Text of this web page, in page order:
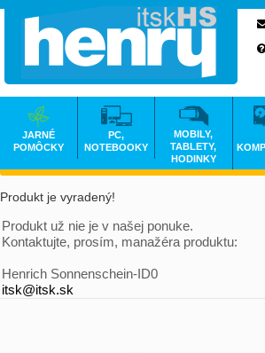
Produkt je vyradený!
Produkt už nie je v našej ponuke.
Kontaktujte, prosím, manažéra produktu:
Henrich Sonnenschein-ID0
itsk@itsk.sk
JARNÉ
POMÔCKY
PC,
NOTEBOOKY
MOBILY,
TABLETY,
HODINKY